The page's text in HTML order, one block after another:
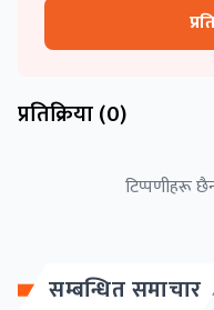
प्रतिक्रिया (0)
टिप्पणीहरू
सम्बन्धित समाचार